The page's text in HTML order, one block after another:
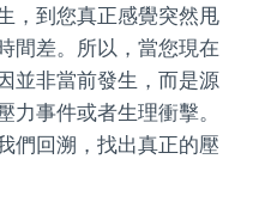
，到您真正感覺突然甩
間差。所以，當您現在
並非當前發生，而是源
事件或者生理衝擊。
們回溯，找出真正的壓